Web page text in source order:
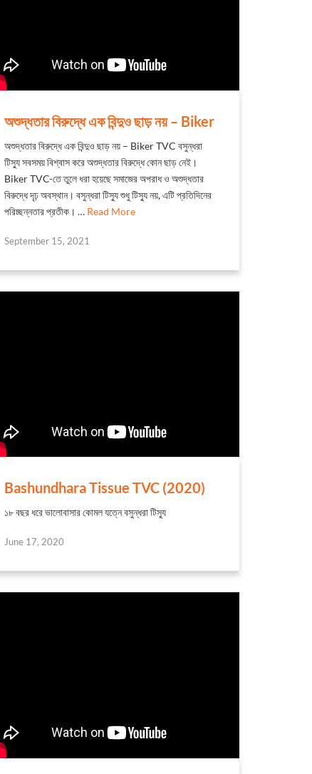
অশুদ্ধতার বিরুদ্ধে এক বিন্দুও ছাড় নয় – Biker
অশুদ্ধতার বিরুদ্ধে এক বিন্দুও ছাড় নয় – Biker TVC বসুন্ধরা
টিস্যু সবসময় বিশ্বাস করে অশুদ্ধতার বিরুদ্ধে কোন ছাড় নেই।
Biker TVC-তে তুলে ধরা হয়েছে সমাজের অপরাধ ও অশুদ্ধতার
বিরুদ্ধে দৃঢ় অবস্থান। বসুন্ধরা টিস্যু শুধু টিস্যু নয়, এটি প্রতিদিনের
পরিচ্ছন্নতার প্রতীক। … Read More
September 15, 2021
Bashundhara Tissue TVC (2020)
১৮ বছর ধরে ভালোবাসার কোমল যত্নে বসুন্ধরা টিস্যু
June 17, 2020